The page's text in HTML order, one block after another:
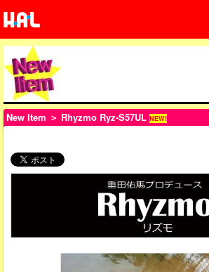
New Item ＞ Rhyzmo Ryz-S57UL NEW!